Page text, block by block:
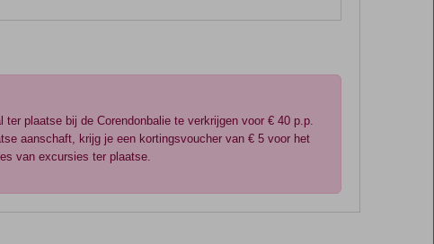
plaatse bij de Corendonbalie te verkrijgen voor € 40 p.p.
aanschaft, krijg je een kortingsvoucher van € 5 voor het
van excursies ter plaatse.